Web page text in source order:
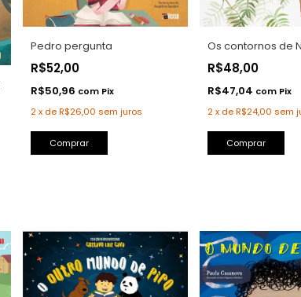
Pedro pergunta
R$52,00
R$50,96 com Pix
2x deR$26,00 sem juros
Comprar
Os contornos de
R$48,00
R$47,04 com Pix
2x deR$24,00 sem